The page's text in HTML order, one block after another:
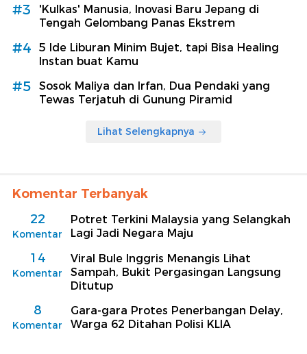
#3
'Kulkas' Manusia, Inovasi Baru Jepang di
Tengah Gelombang Panas Ekstrem
#4
5 Ide Liburan Minim Bujet, tapi Bisa Healing
Instan buat Kamu
#5
Sosok Maliya dan Irfan, Dua Pendaki yang
Tewas Terjatuh di Gunung Piramid
Lihat Selengkapnya
Komentar Terbanyak
22
Komentar
Potret Terkini Malaysia yang Selangkah
Lagi Jadi Negara Maju
14
Komentar
Viral Bule Inggris Menangis Lihat
Sampah, Bukit Pergasingan Langsung
Ditutup
8
Komentar
Gara-gara Protes Penerbangan Delay,
Warga 62 Ditahan Polisi KLIA